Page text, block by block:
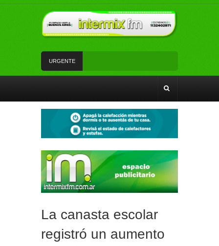
URGENTE
los niños en Ingeniero Allan
Un camión quedó semivolcado tras el
desmoronamiento del terreno junto al arroyo Las
Dos hombres fueron interceptados tras realizar
maniobras evasivas y les secuestraron drogas
Tareas indagatorias, allanamiento y detención
por robo en una escuela de Don José
La canasta escolar
registró un aumento